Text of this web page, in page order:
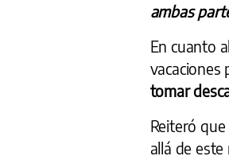
ambas
En cuanto
vacaciones
tomar
Reiteró
allá de este